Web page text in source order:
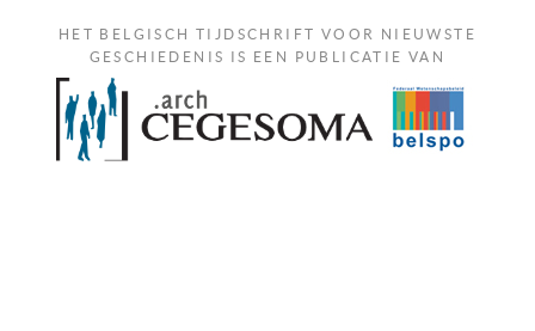
HET BELGISCH TIJDSCHRIFT VOOR NIEUWSTE
GESCHIEDENIS IS EEN PUBLICATIE VAN